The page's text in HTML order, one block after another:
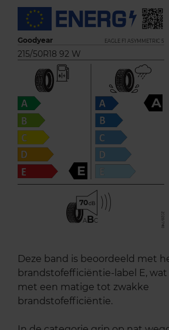
Goodyear EAGLE F1 ASYMMETRIC 5
215/50R18 92 W
E
A
70
ABC
Deze band is beoordeeld met
brandstofefficiëntie-label E,
met een matige tot zwakke
brandstofefficiëntie.